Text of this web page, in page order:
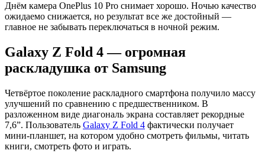
Днём камера OnePlus 10 Pro снимает хорошо. Ночью качество
ожидаемо снижается, но результат все же достойный —
главное не забывать переключаться в ночной режим.
Galaxy Z Fold 4 — огромная
раскладушка от Samsung
Четвёртое поколение раскладного смартфона получило массу
улучшений по сравнению с предшественником. В
разложенном виде диагональ экрана составляет рекордные
7,6”. Пользователь Galaxy Z Fold 4 фактически получает
мини-планшет, на котором удобно смотреть фильмы, читать
книги, смотреть фото и играть.